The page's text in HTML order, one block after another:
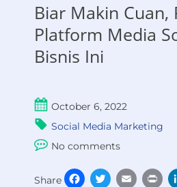
Biar Makin Cuan,
Platform Media
Bisnis Ini
October 6, 2022
Social Media Marketing
No comments
Share Facebook
TwitterEmail